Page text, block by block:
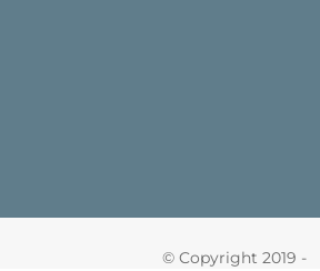
© Copyright 2019 -